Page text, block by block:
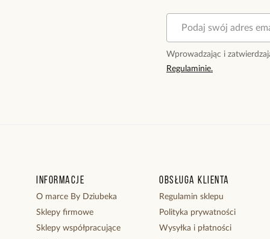
Wprowadzając i
Regulaminie.
Informacje
O marce By Dziubeka
Sklepy firmowe
Sklepy współpracujące
Obsługa klienta
Regulamin sklepu
Polityka prywatności
Wysyłka i płatności